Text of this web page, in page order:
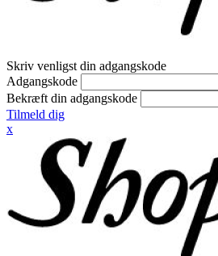
Skriv venligst din adgangskode
Adgangskode
Bekræft din adgangskode
Tilmeld dig
x